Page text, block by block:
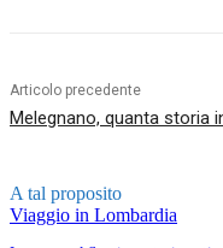
Articolo precedente
Melegnano, quanta storia
A tal proposito
Viaggio in Lombardia